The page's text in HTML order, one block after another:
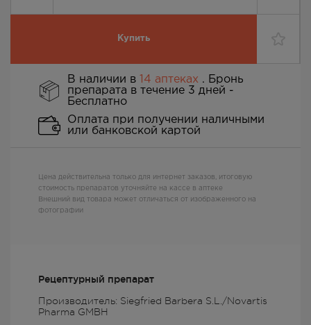
Купить
Рецептурный препарат
Производитель: Siegfried Barbera S.L./Novartis
Pharma GMBH
В наличии в 14 аптеках . Бронь
препарата в течение 3 дней -
Бесплатно
Оплата при получении наличными
или банковской картой
Цена действительна только для интернет заказов, итоговую
стоимость препаратов уточняйте на кассе в аптеке
Внешний вид товара может отличаться от изображенного на
фотографии